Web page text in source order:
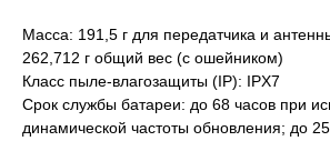
Масса: 191,5 г для передатчика и
262,712 г общий вес (с ошейником)
Класс пыле-влагозащиты (IP): IPX7
Срок службы батареи: до 68 часов при
динамической частоты обновления; до